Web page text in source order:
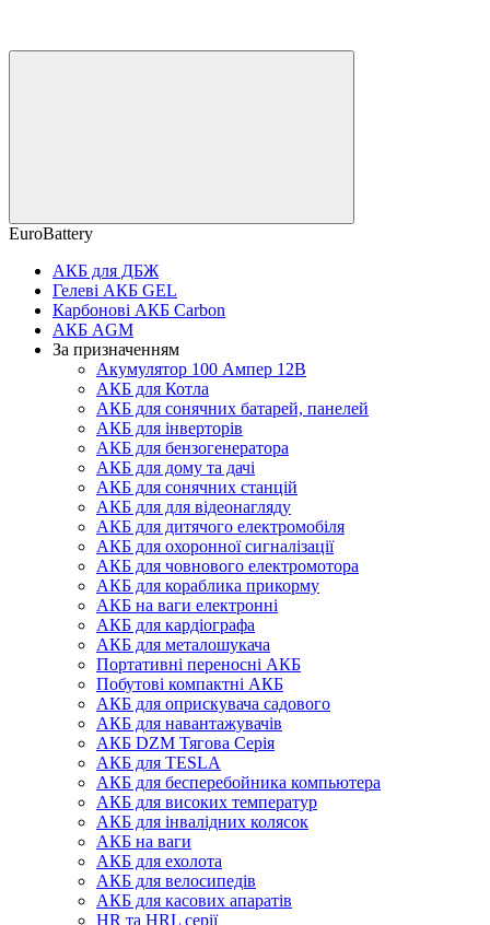
EuroBattery
АКБ для ДБЖ
Гелеві АКБ GEL
Карбонові АКБ Carbon
АКБ AGM
За призначенням
Акумулятор 100 Ампер 12В
АКБ для Котла
АКБ для сонячних батарей, панелей
АКБ для інверторів
АКБ для бензогенератора
АКБ для дому та дачі
АКБ для сонячних станцій
АКБ для для відеонагляду
АКБ для дитячого електромобіля
АКБ для охоронної сигналізації
АКБ для човнового електромотора
АКБ для кораблика прикорму
АКБ на ваги електронні
АКБ для кардіографа
АКБ для металошукача
Портативні переносні АКБ
Побутові компактні АКБ
АКБ для оприскувача садового
АКБ для навантажувачів
АКБ DZM Тягова Серія
АКБ для TESLA
АКБ для бесперебойника компьютера
АКБ для високих температур
АКБ для інвалідних колясок
АКБ на ваги
АКБ для ехолота
АКБ для велосипедів
АКБ для касових апаратів
HR та HRL серії